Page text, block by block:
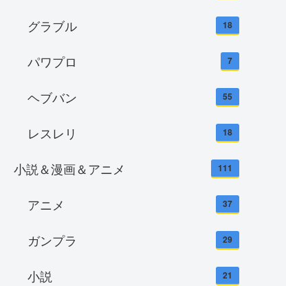
グラブル 18
パワプロ 7
ヘブバン 55
レスレリ 18
小説＆漫画＆アニメ 111
アニメ 37
ガンプラ 29
小説 21